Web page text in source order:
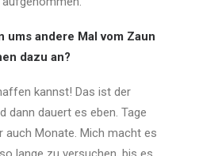
ums andere Mal vom Zaun
dazu an?
kannst! Das ist der
dann dauert es eben. Tage
auch Monate. Mich macht es